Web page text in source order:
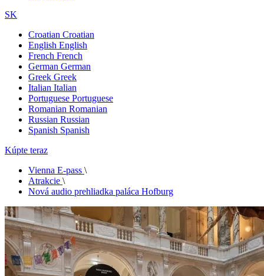
SK
Croatian Croatian
English English
French French
German German
Greek Greek
Italian Italian
Portuguese Portuguese
Romanian Romanian
Russian Russian
Spanish Spanish
Kúpte teraz
Vienna E-pass \
Atrakcie \
Nová audio prehliadka paláca Hofburg